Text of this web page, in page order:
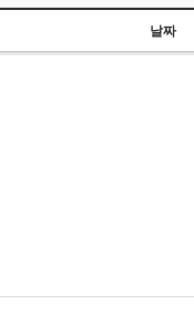
날짜